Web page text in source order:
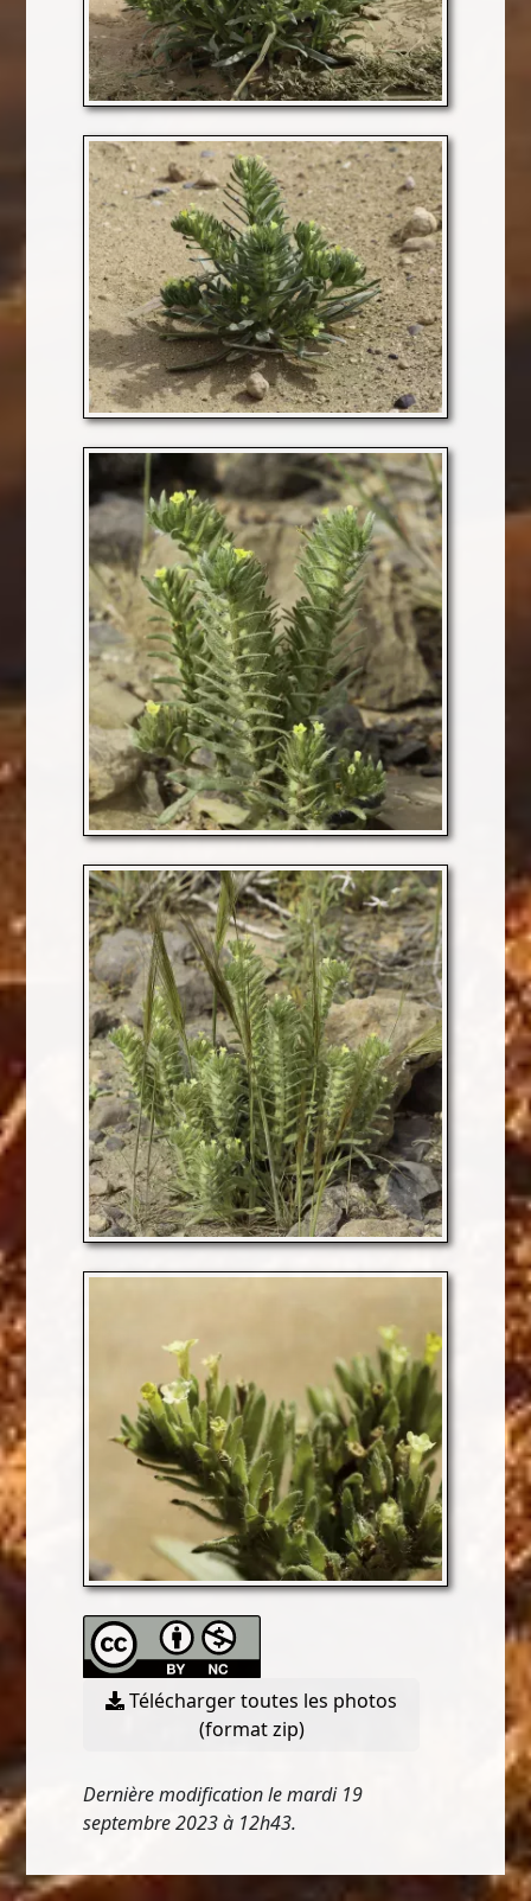
Télécharger toutes les photos
(format zip)
Dernière modification le mardi 19
septembre 2023 à 12h43.